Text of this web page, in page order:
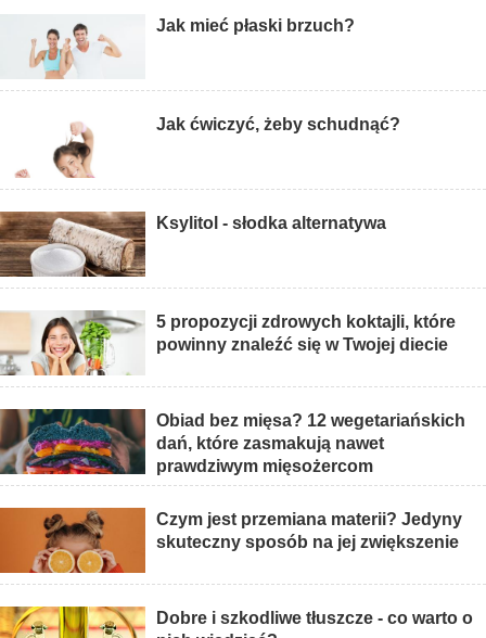
Jak mieć płaski brzuch?
Jak ćwiczyć, żeby schudnąć?
Ksylitol - słodka alternatywa
5 propozycji zdrowych koktajli, które
powinny znaleźć się w Twojej diecie
Obiad bez mięsa? 12 wegetariańskich
dań, które zasmakują nawet
prawdziwym mięsożercom
Czym jest przemiana materii? Jedyny
skuteczny sposób na jej zwiększenie
Dobre i szkodliwe tłuszcze - co warto o